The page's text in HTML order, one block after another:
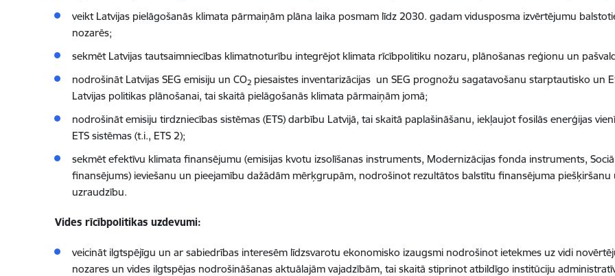
veikt Latvijas pielāgošanās klimata pārmaiņām plāna laika posmam līdz 2030. gadam vidusposma izvērtējumu
nozarēs;
sekmēt Latvijas tautsaimniecības klimatnoturību integrējot klimata rīcībpolitiku nozaru, plānošanas reģionu un
nodrošināt Latvijas SEG emisiju un CO2piesaistes inventarizācijas un SEG prognožu sagatavošanu starptautisko un
Latvijas politikas plānošanai, tai skaitā pielāgošanās klimata pārmaiņām jomā;
nodrošināt emisiju tirdzniecības sistēmas (ETS) darbību Latvijā, tai skaitā paplašināšanu, iekļaujot fosilās enerģijas
ETS sistēmas (t.i., ETS 2);
sekmēt efektīvu klimata finansējumu (emisijas kvotu izsolīšanas instruments, Modernizācijas fonda instruments,
finansējums) ieviešanu un pieejamību dažādām mērķgrupām, nodrošinot rezultātos balstītu finansējuma
uzraudzību.
Vides rīcībpolitikas uzdevumi:
veicināt ilgtspējīgu un ar sabiedrības interesēm līdzsvarotu ekonomisko izaugsmi nodrošinot ietekmes uz vidi
nozares un vides ilgtspējas nodrošināšanas aktuālajām vajadzībām, tai skaitā stiprinot atbildīgo institūciju